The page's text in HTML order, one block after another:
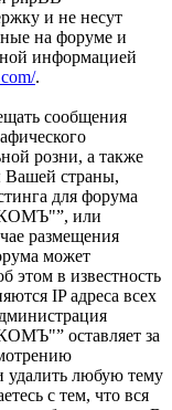
и не несут
на форуме и
информацией
.
сообщения
розни, а также
Вашей страны,
для форума
или
размещения
может
этом в известность
IP адреса всех
оставляет за
удалить любую тему
с тем, что вся